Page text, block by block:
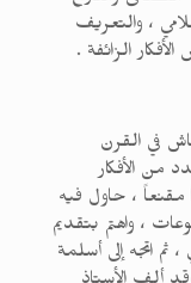
، والتعريف
الزائفة .
في القرن
من الأفكار
مقنعاً ، حاول فيه
، واهتم بتقديم
ثم اتجه إلى أسلمة